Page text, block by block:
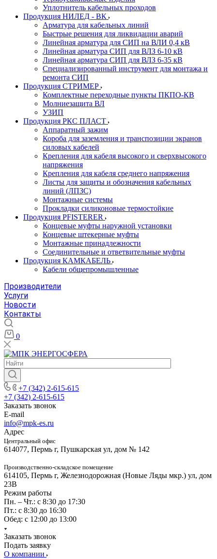
Уплотнитель кабельных проходов
Продукция НИЛЕД - ВК
Арматура для кабельных линий
Быстрые решения для ликвидации аварий
Линейная арматура для СИП на ВЛИ 0,4 кВ
Линейная арматура СИП для ВЛЗ 6-10 кВ
Линейная арматура СИП для ВЛЗ 6-35 кВ
Специализированный инструмент для монтажа и
ремонта СИП
Продукция СТРИМЕР
Комплектные переходные пункты ПКПО-КВ
Молниезащита ВЛ
УЗИП
Продукция РКС ПЛАСТ
Аппаратный зажим
Короба для заземления и транспозиции экранов
силовых кабелей
Крепления для кабеля высокого и сверхвысокого
напряжения
Крепления для кабеля среднего напряжения
Листы для защиты и обозначения кабельных
линий (ЛПЗС)
Монтажные системы
Прокладки силиконовые термостойкие
Продукция PFISTERER
Концевые муфты наружной установки
Концевые штекерные муфты
Монтажные принадлежности
Соединительные и ответвительные муфты
Продукция КАМКАБЕЛЬ
Кабели общепромышленные
Производители
Услуги
Новости
Контакты
0
+7 (342) 2-615-615
+7 (342) 2-615-615
Заказать звонок
E-mail
info@mpk-es.ru
Адрес
Центральный офис
614077, Пермь г, Пушкарская ул, дом № 142
Производственно-складское помещение
614105, Пермь г, Железнодорожная (Новые Ляды мкр.) ул, дом
23В
Режим работы
Пн. – Чт.: с 8:30 до 17:30
Пт.: с 8:30 до 16:30
Обед: с 12:00 до 13:00
Заказать звонок
Подать заявку
О компании